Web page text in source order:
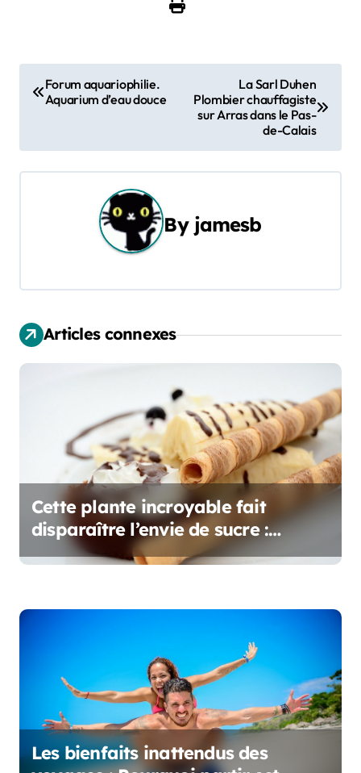
N
v
i
o
n
l
a
r
t
Forum aquariophilie.
Aquarium d’eau douce
La Sarl Duhen
Plombier chauffagiste
sur Arras dans le Pas-
de-Calais
By jamesb
Articles connexes
Cette plante incroyable fait
disparaître l’envie de sucre :
Mastiquez-la avant le repas !
Les bienfaits inattendus des